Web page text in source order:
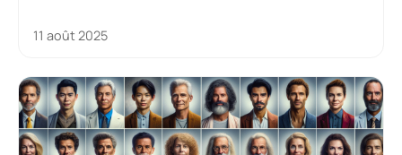
11 août 2025